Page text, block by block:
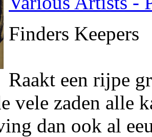
Finders Keepers
Raakt een rijpe
vele zaden alle
dan ook al